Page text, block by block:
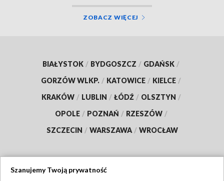
ZOBACZ WIĘCEJ
BIAŁYSTOK / BYDGOSZCZ / GDAŃSK /
GORZÓW WLKP. / KATOWICE / KIELCE /
KRAKÓW / LUBLIN / ŁÓDŹ / OLSZTYN /
OPOLE / POZNAŃ / RZESZÓW /
SZCZECIN / WARSZAWA / WROCŁAW
Szanujemy Twoją prywatność